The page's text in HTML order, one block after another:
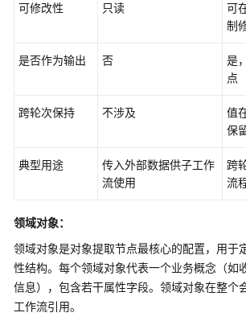
工
点
息
节
息
输
可修改性 只读
可
制
是否作为输出 否
是
点
跨轮次保持 不涉及
值
保
典型用途
传入外部数据供子工作
流使用
跨
流
领域对象：
领域对象是对象提取节点最核心的配置，用于
性结构。每个领域对象代表一个业务概念（如
信息），包含若干属性字段。领域对象在整个
工作流引用。